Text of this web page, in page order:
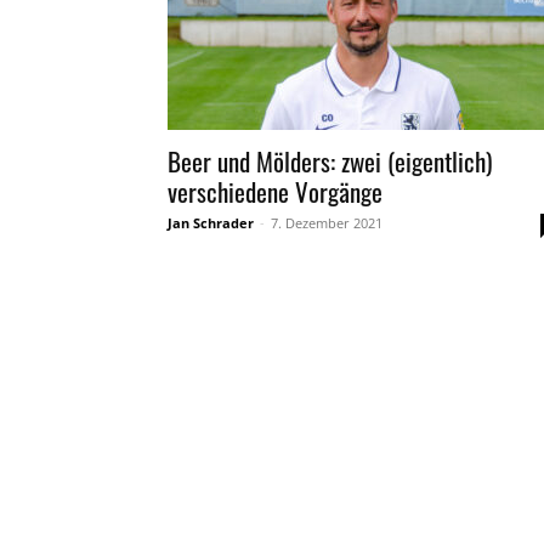
Beer und Mölders: zwei (eigentlich)
verschiedene Vorgänge
Jan Schrader - 7. Dezember 2021